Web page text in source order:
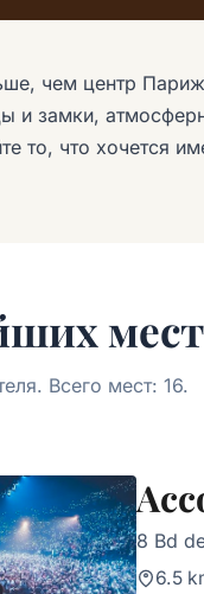
чем центр
и замки,
то, что хочется
мест
Всего мест: 16.
8 Bd
6.5